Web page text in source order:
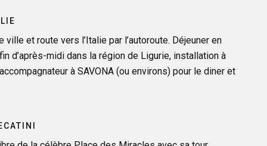
et route vers l’Italie par l’autoroute. Déjeuner en
d’après-midi dans la région de Ligurie, installation à
à SAVONA (ou environs) pour le diner et